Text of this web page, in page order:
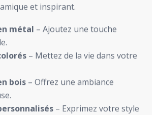
et inspirant.
métal – Ajoutez une touche
– Mettez de la vie dans votre
bois – Offrez une ambiance
– Exprimez votre style